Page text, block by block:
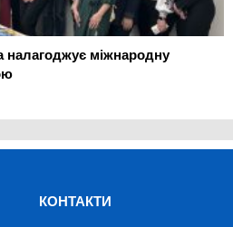
налагоджує міжнародну
КОНТАКТИ